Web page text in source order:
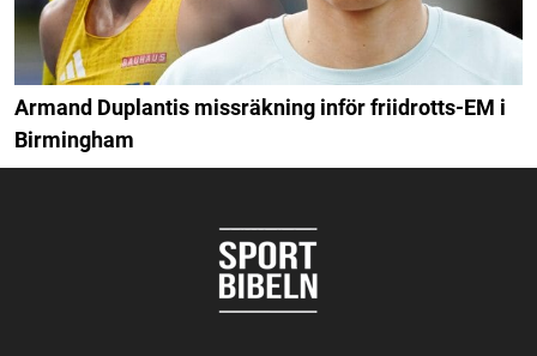
Armand Duplantis missräkning inför friidrotts-EM i
Birmingham